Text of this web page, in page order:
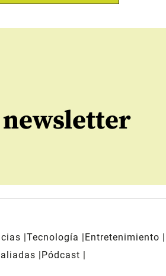
newsletter
Tecnología Entretenimiento
Pódcast